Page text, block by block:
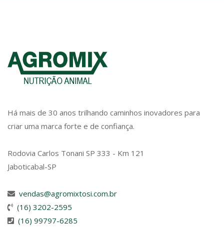
Há mais de 30 anos trilhando caminhos inovadores para
criar uma marca forte e de confiança.
Rodovia Carlos Tonani SP 333 - Km 121
Jaboticabal-SP
vendas@agromixtosi.com.br
(16) 3202-2595
(16) 99797-6285